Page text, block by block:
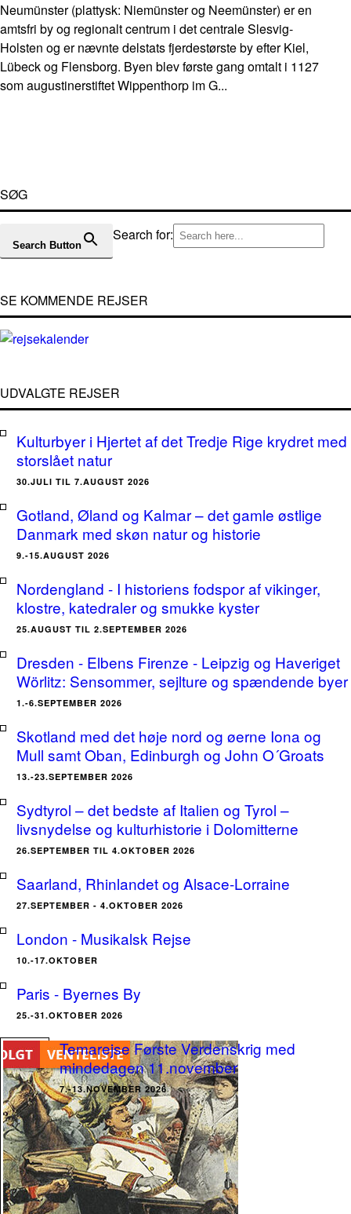
Neumünster (plattysk: Niemünster og Neemünster) er en
amtsfri by og regionalt centrum i det centrale Slesvig-
Holsten og er nævnte delstats fjerdestørste by efter Kiel,
Lübeck og Flensborg. Byen blev første gang omtalt i 1127
som augustinerstiftet Wippenthorp im G...
SØG
Search for:
Search Button
SE KOMMENDE REJSER
UDVALGTE REJSER
Kulturbyer i Hjertet af det Tredje Rige krydret med
storslået natur
30.JULI TIL 7.AUGUST 2026
Gotland, Øland og Kalmar – det gamle østlige
Danmark med skøn natur og historie
9.-15.AUGUST 2026
Nordengland - I historiens fodspor af vikinger,
klostre, katedraler og smukke kyster
25.AUGUST TIL 2.SEPTEMBER 2026
Dresden - Elbens Firenze - Leipzig og Haveriget
Wörlitz: Sensommer, sejlture og spændende byer
1.-6.SEPTEMBER 2026
Skotland med det høje nord og øerne Iona og
Mull samt Oban, Edinburgh og John O´Groats
13.-23.SEPTEMBER 2026
Sydtyrol – det bedste af Italien og Tyrol –
livsnydelse og kulturhistorie i Dolomitterne
26.SEPTEMBER TIL 4.OKTOBER 2026
Saarland, Rhinlandet og Alsace-Lorraine
27.SEPTEMBER - 4.OKTOBER 2026
London - Musikalsk Rejse
10.-17.OKTOBER
Paris - Byernes By
25.-31.OKTOBER 2026
Temarejse Første Verdenskrig med
mindedagen 11.november
7.-13.NOVEMBER 2026